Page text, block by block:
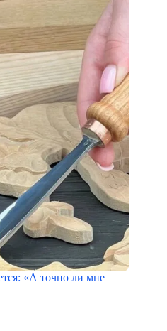
«А точно ли мне